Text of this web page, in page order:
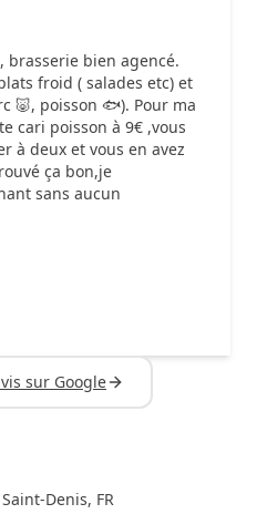
brasserie bien agencé.
froid ( salades etc) et
🐷, poisson 🐟). Pour ma
cari poisson à 9€ ,vous
à deux et vous en avez
ça bon,je
sans aucun
sur Google
Denis, FR